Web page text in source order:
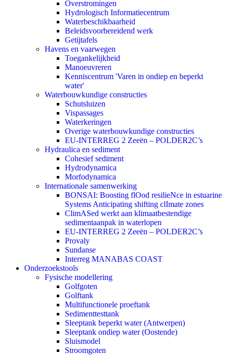
Overstromingen
Hydrologisch Informatiecentrum
Waterbeschikbaarheid
Beleidsvoorbereidend werk
Getijtafels
Havens en vaarwegen
Toegankelijkheid
Manoeuvreren
Kenniscentrum 'Varen in ondiep en beperkt
water'
Waterbouwkundige constructies
Schutsluizen
Vispassages
Waterkeringen
Overige waterbouwkundige constructies
EU-INTERREG 2 Zeeën – POLDER2C’s
Hydraulica en sediment
Cohesief sediment
Hydrodynamica
Morfodynamica
Internationale samenwerking
BONSAI: Boosting flOod resilieNce in estuarine
Systems Anticipating shifting clImate zones
ClimASed werkt aan klimaatbestendige
sedimentaanpak in waterlopen
EU-INTERREG 2 Zeeën – POLDER2C’s
Provaly
Sundanse
Interreg MANABAS COAST
Onderzoekstools
Fysische modellering
Golfgoten
Golftank
Multifunctionele proeftank
Sedimenttesttank
Sleeptank beperkt water (Antwerpen)
Sleeptank ondiep water (Oostende)
Sluismodel
Stroomgoten